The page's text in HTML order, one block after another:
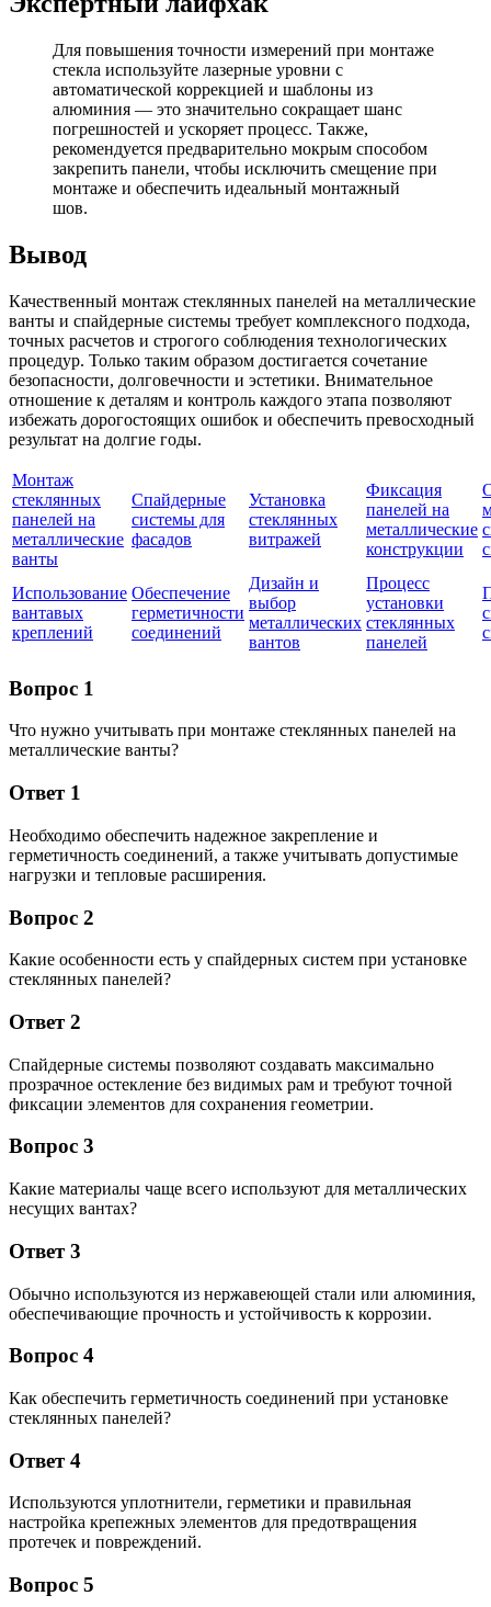
Для повышения точности измерений при монтаже
стекла используйте лазерные уровни с
автоматической коррекцией и шаблоны из
алюминия — это значительно сокращает шанс
погрешностей и ускоряет процесс. Также,
рекомендуется предварительно мокрым способом
закрепить панели, чтобы исключить смещение при
монтаже и обеспечить идеальный монтажный
шов.
Вывод
Качественный монтаж стеклянных панелей на металлические
ванты и спайдерные системы требует комплексного подхода,
точных расчетов и строгого соблюдения технологических
процедур. Только таким образом достигается сочетание
безопасности, долговечности и эстетики. Внимательное
отношение к деталям и контроль каждого этапа позволяют
избежать дорогостоящих ошибок и обеспечить превосходный
результат на долгие годы.
Монтаж
стеклянных
панелей на
металлические
ванты
Спайдерные
системы для
фасадов
Установка
стеклянных
витражей
Фиксация
панелей на
металлические
конструкции
Использование
вантавых
креплений
Обеспечение
герметичности
соединений
Дизайн и
выбор
металлических
вантов
Процесс
установки
стеклянных
панелей
Вопрос 1
Что нужно учитывать при монтаже стеклянных панелей на
металлические ванты?
Ответ 1
Необходимо обеспечить надежное закрепление и
герметичность соединений, а также учитывать допустимые
нагрузки и тепловые расширения.
Вопрос 2
Какие особенности есть у спайдерных систем при установке
стеклянных панелей?
Ответ 2
Спайдерные системы позволяют создавать максимально
прозрачное остекление без видимых рам и требуют точной
фиксации элементов для сохранения геометрии.
Вопрос 3
Какие материалы чаще всего используют для металлических
несущих вантах?
Ответ 3
Обычно используются из нержавеющей стали или алюминия,
обеспечивающие прочность и устойчивость к коррозии.
Вопрос 4
Как обеспечить герметичность соединений при установке
стеклянных панелей?
Ответ 4
Используются уплотнители, герметики и правильная
настройка крепежных элементов для предотвращения
протечек и повреждений.
Вопрос 5